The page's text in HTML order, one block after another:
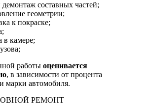
демонтаж составных частей;
геометрии;
к покраске;
в камере;
работы оценивается
, в зависимости от процента
марки автомобиля.
РЕМОНТ